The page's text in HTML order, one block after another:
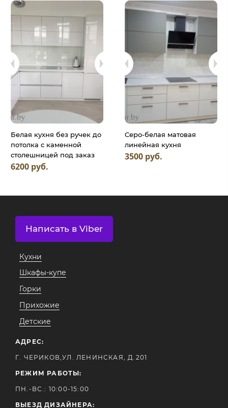
Белая кухня без ручек до
потолка с каменной
столешницей под заказ
6200 руб.
Серо-белая матовая
линейная кухня
3500 руб.
Написать в Viber
Кухни
Шкафы-купе
Горки
Прихожие
Детские
АДРЕС:
Г. ЧЕРИКОВ,УЛ. ЛЕНИНСКАЯ, Д.201
РЕЖИМ РАБОТЫ:
ПН.-ВС.: 10:00-15:00
ВЫЕЗД ДИЗАЙНЕРА: